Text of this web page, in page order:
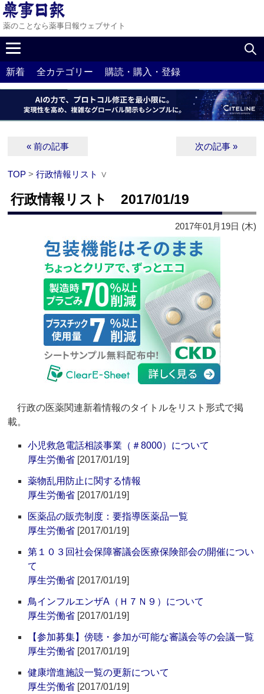
薬のことなら薬事日報ウェブサイト
新着 全カテゴリー 購読・購入・登録
« 前の記事 次の記事 »
TOP >行政情報リスト ∨
行政情報リスト 2017/01/19
2017年01月19日 (木)
行政の医薬関連新着情報のタイトルをリスト形式で掲
載。
小児救急電話相談事業（＃8000）について
厚生労働省 [2017/01/19]
薬物乱用防止に関する情報
厚生労働省 [2017/01/19]
医薬品の販売制度：要指導医薬品一覧
厚生労働省 [2017/01/19]
第１０３回社会保障審議会医療保険部会の開催につい
て
厚生労働省 [2017/01/19]
鳥インフルエンザA（Ｈ７Ｎ９）について
厚生労働省 [2017/01/19]
【参加募集】傍聴・参加が可能な審議会等の会議一覧
厚生労働省 [2017/01/19]
健康増進施設一覧の更新について
厚生労働省 [2017/01/19]